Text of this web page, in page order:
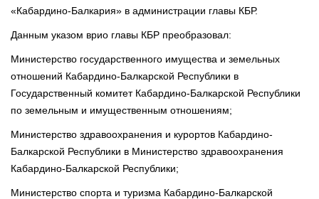
«Кабардино-Балкария» в администрации главы КБР.
Данным указом врио главы КБР преобразовал:
Министерство государственного имущества и земельных
отношений Кабардино-Балкарской Республики в
Государственный комитет Кабардино-Балкарской Республики
по земельным и имущественным отношениям;
Министерство здравоохранения и курортов Кабардино-
Балкарской Республики в Министерство здравоохранения
Кабардино-Балкарской Республики;
Министерство спорта и туризма Кабардино-Балкарской